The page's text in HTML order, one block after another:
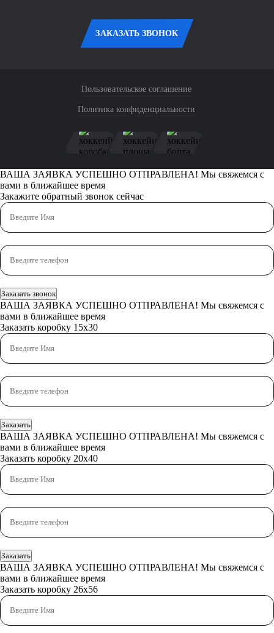
ЗАКАЗАТЬ ЗВОНОК
Пользовательское соглашение
Политика конфиденциальности
ВАША ЗАЯВКА УСПЕШНО ОТПРАВЛЕНА! Мы свяжемся с
вами в ближайшее время
Закажите обратный звонок сейчас
Заказать звонок
ВАША ЗАЯВКА УСПЕШНО ОТПРАВЛЕНА! Мы свяжемся с
вами в ближайшее время
Заказать коробку 15х30
Заказать
ВАША ЗАЯВКА УСПЕШНО ОТПРАВЛЕНА! Мы свяжемся с
вами в ближайшее время
Заказать коробку 20x40
Заказать
ВАША ЗАЯВКА УСПЕШНО ОТПРАВЛЕНА! Мы свяжемся с
вами в ближайшее время
Заказать коробку 26x56